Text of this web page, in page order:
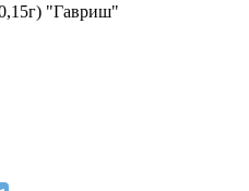
"Гавриш"